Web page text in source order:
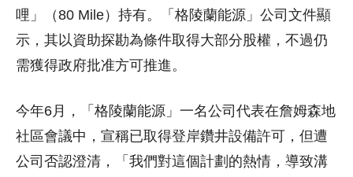
哩」（80 Mile）持有。「格陵蘭能源」公司文件顯
示，其以資助探勘為條件取得大部分股權，不過仍
需獲得政府批准方可推進。
今年6月，「格陵蘭能源」一名公司代表在詹姆森地
社區會議中，宣稱已取得登岸鑽井設備許可，但遭
公司否認澄清，「我們對這個計劃的熱情，導致溝